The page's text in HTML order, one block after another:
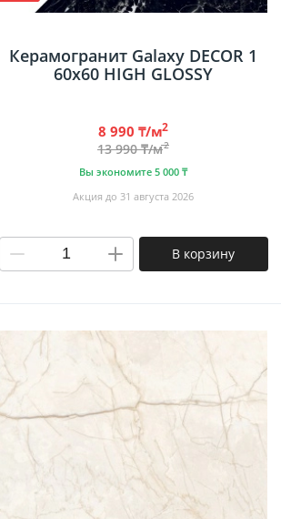
Керамогранит Galaxy DECOR 1
60х60 HIGH GLOSSY
8 990 ₸/м2
13 990 ₸/м2
Вы экономите 5 000 ₸
Акция до 31 августа 2026
В корзину